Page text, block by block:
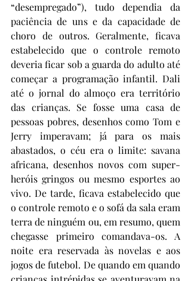
“desempregado”), tudo dependia da
paciência de uns e da capacidade de
choro de outros. Geralmente, ficava
estabelecido que o controle remoto
deveria ficar sob a guarda do adulto até
começar a programação infantil. Dali
até o jornal do almoço era território
das crianças. Se fosse uma casa de
pessoas pobres, desenhos como Tom e
Jerry imperavam; já para os mais
abastados, o céu era o limite: savana
africana, desenhos novos com super-
heróis gringos ou mesmo esportes ao
vivo. De tarde, ficava estabelecido que
o controle remoto e o sofá da sala eram
terra de ninguém ou, em resumo, quem
chegasse primeiro comandava-os. A
noite era reservada às novelas e aos
jogos de futebol. De quando em quando